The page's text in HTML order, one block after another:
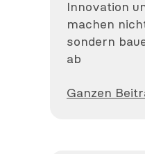
Innovation
machen
sondern
ab
Ganzen